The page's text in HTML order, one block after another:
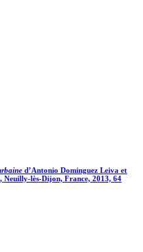
d’Antonio Dominguez Leiva et
lès-Dijon, France, 2013, 64